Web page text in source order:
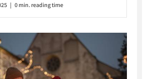
| 0 min. reading time